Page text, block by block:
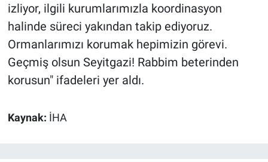
izliyor, ilgili kurumlarımızla koordinasyon
halinde süreci yakından takip ediyoruz.
Ormanlarımızı korumak hepimizin görevi.
Geçmiş olsun Seyitgazi! Rabbim beterinden
korusun" ifadeleri yer aldı.
Kaynak: İHA